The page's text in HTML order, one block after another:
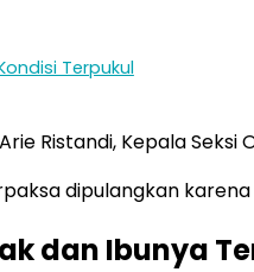
Terpukul
Ristandi, Kepala Seksi
dipulangkan
dan Ibunya